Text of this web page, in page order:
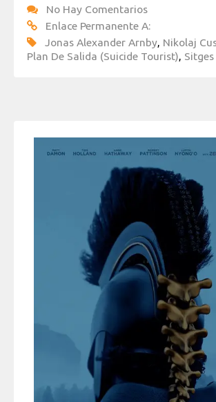
No Hay Comentarios
Enlace Permanente A:
Jonas Alexander Arnby, Nikolaj
Plan De Salida (Suicide Tourist),